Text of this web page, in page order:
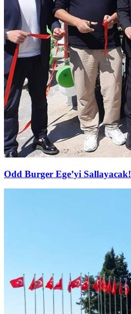
Odd Burger Ege’yi Sallayacak!